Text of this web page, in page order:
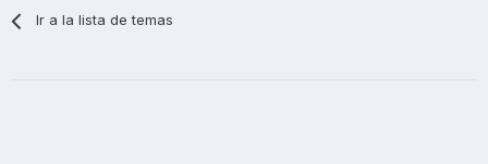
Ir a la lista de temas